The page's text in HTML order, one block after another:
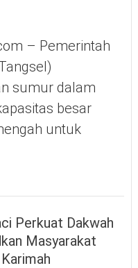
– Pemerintah
sumur dalam
besar
untuk
Perkuat Dakwah
Masyarakat